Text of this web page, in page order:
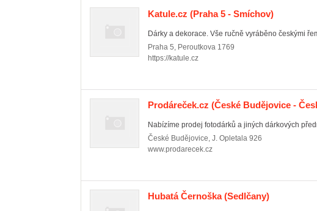
Katule.cz (Praha 5 - Smíchov)
Dárky a dekorace. Vše ručně vyráběno českými
Praha 5, Peroutkova 1769
https://katule.cz
Prodáreček.cz (České Budějovice -
Nabízíme prodej fotodárků a jiných dárkových
České Budějovice, J. Opletala 926
www.prodarecek.cz
Hubatá Černoška(Sedlčany)